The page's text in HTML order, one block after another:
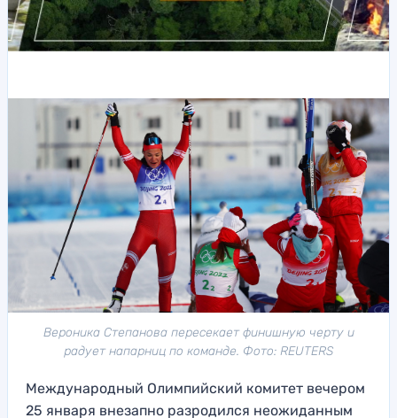
Вероника Степанова пересекает финишную черту и
радует напарниц по команде. Фото: REUTERS
Международный Олимпийский комитет вечером
25 января внезапно разродился неожиданным